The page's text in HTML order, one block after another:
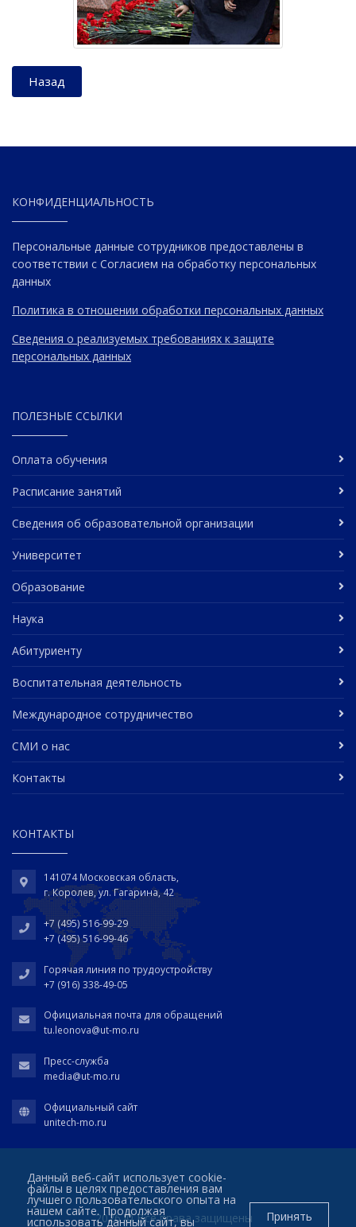
Назад
КОНФИДЕНЦИАЛЬНОСТЬ
Персональные данные сотрудников предоставлены в
соответствии с Согласием на обработку персональных
данных
Политика в отношении обработки персональных данных
Сведения о реализуемых требованиях к защите
персональных данных
ПОЛЕЗНЫЕ ССЫЛКИ
Оплата обучения
Расписание занятий
Сведения об образовательной организации
Университет
Образование
Наука
Абитуриенту
Воспитательная деятельность
Международное сотрудничество
СМИ о нас
Контакты
КОНТАКТЫ
141074 Московская область,
г. Королев, ул. Гагарина, 42
+7 (495) 516-99-29
+7 (495) 516-99-46
Горячая линия по трудоустройству
+7 (916) 338-49-05
Официальная почта для обращений
tu.leonova@ut-mo.ru
Пресс-служба
media@ut-mo.ru
Официальный сайт
unitech-mo.ru
2026 © Все права защищены
Данный веб-сайт использует cookie-
файлы в целях предоставления вам
лучшего пользовательского опыта на
нашем сайте. Продолжая
использовать данный сайт, вы Принять